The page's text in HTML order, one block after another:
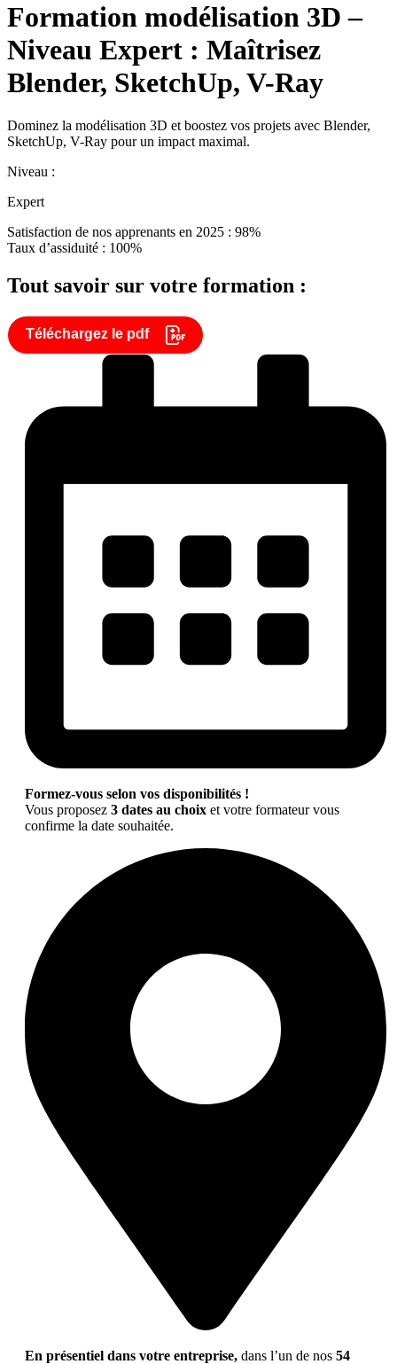
Formation modélisation 3D –
Niveau Expert : Maîtrisez
Blender, SketchUp, V-Ray
Dominez la modélisation 3D et boostez vos projets avec Blender,
SketchUp, V-Ray pour un impact maximal.
Niveau :
Expert
Satisfaction de nos apprenants en 2025 : 98%
Taux d’assiduité : 100%
Tout savoir sur votre formation :
Téléchargez le pdf
Formez-vous selon vos disponibilités !
Vous proposez 3 dates au choix et votre formateur vous
confirme la date souhaitée.
En présentiel dans votre entreprise, dans l’un de nos 54